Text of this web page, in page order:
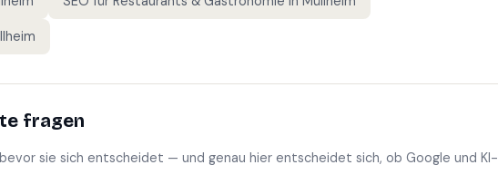
fragen
sie sich entscheidet — und genau hier entscheidet sich, ob Google und KI-